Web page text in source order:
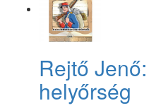
Rejtő
helyőrség